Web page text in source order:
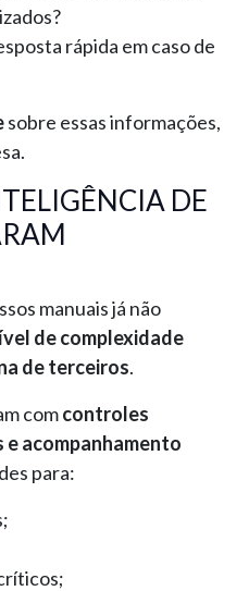
rápida em caso de
sobre essas informações,
DE
manuais já não
de complexidade
de terceiros.
comcontroles
acompanhamento
para: